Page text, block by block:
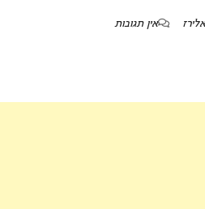
אין תגובות